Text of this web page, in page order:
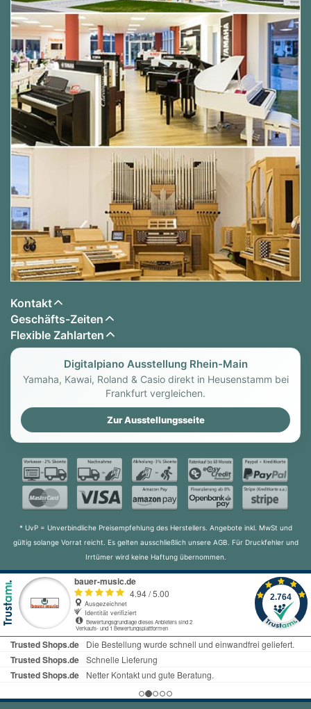
Kontakt
Geschäfts-Zeiten
Flexible Zahlarten
Digitalpiano Ausstellung Rhein-Main
Yamaha, Kawai, Roland & Casio direkt in Heusenstamm bei
Frankfurt vergleichen.
Zur Ausstellungsseite
* UvP = Unverbindliche Preisempfehlung des Herstellers. Angebote inkl. MwSt und
gültig solange Vorrat reicht. Es gelten ausschließlich unsere AGB. Für Druckfehler und
Irrtümer wird keine Haftung übernommen.